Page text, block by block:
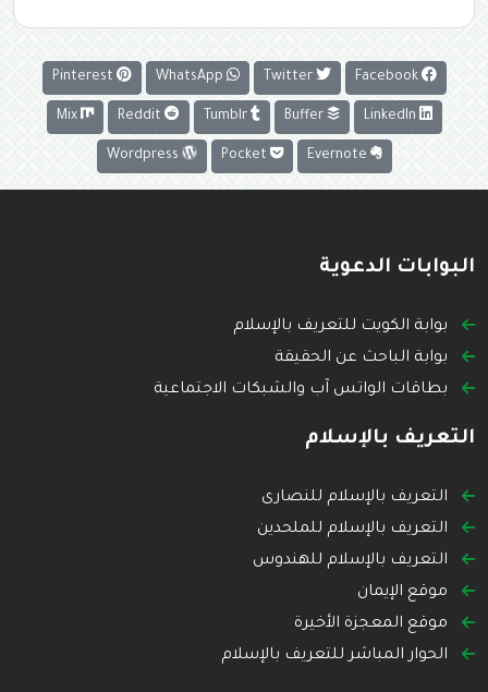
Facebook
Twitter
Buffer
Tumblr
Mix
البوابات الدعوية
بوابة الكويت للتعريف بالإسلام
بوابة الباحث عن الحقيقة
بطاقات الواتس آب والشبكات الاجتماعية
التعريف بالإسلام
التعريف بالإسلام للنصارى
التعريف بالإسلام للملحدين
التعريف بالإسلام للهندوس
موقع الإيمان
موقع المعجزة الأخيرة
الحوار المباشر للتعريف بالإسلام